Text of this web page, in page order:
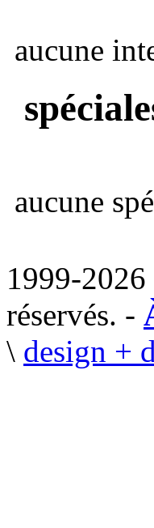
aucune
aucune
1999-
réservés. -
\ design +